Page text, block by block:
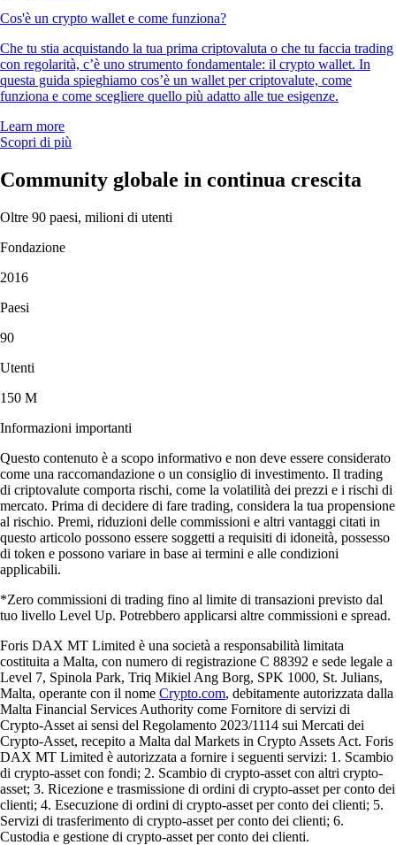
Cos'è un crypto wallet e come funziona?
Che tu stia acquistando la tua prima criptovaluta o che tu faccia trading
con regolarità, c’è uno strumento fondamentale: il crypto wallet. In
questa guida spieghiamo cos’è un wallet per criptovalute, come
funziona e come scegliere quello più adatto alle tue esigenze.
Learn more
Scopri di più
Community globale in continua crescita
Oltre 90 paesi, milioni di utenti
Fondazione
2016
Paesi
90
Utenti
150 M
Informazioni importanti
Questo contenuto è a scopo informativo e non deve essere considerato
come una raccomandazione o un consiglio di investimento. Il trading
di criptovalute comporta rischi, come la volatilità dei prezzi e i rischi di
mercato. Prima di decidere di fare trading, considera la tua propensione
al rischio. Premi, riduzioni delle commissioni e altri vantaggi citati in
questo articolo possono essere soggetti a requisiti di idoneità, possesso
di token e possono variare in base ai termini e alle condizioni
applicabili.
*Zero commissioni di trading fino al limite di transazioni previsto dal
tuo livello Level Up. Potrebbero applicarsi altre commissioni e spread.
Foris DAX MT Limited è una società a responsabilità limitata
costituita a Malta, con numero di registrazione C 88392 e sede legale a
Level 7, Spinola Park, Triq Mikiel Ang Borg, SPK 1000, St. Julians,
Malta, operante con il nome Crypto.com, debitamente autorizzata dalla
Malta Financial Services Authority come Fornitore di servizi di
Crypto-Asset ai sensi del Regolamento 2023/1114 sui Mercati dei
Crypto-Asset, recepito a Malta dal Markets in Crypto Assets Act. Foris
DAX MT Limited è autorizzata a fornire i seguenti servizi: 1. Scambio
di crypto-asset con fondi; 2. Scambio di crypto-asset con altri crypto-
asset; 3. Ricezione e trasmissione di ordini di crypto-asset per conto dei
clienti; 4. Esecuzione di ordini di crypto-asset per conto dei clienti; 5.
Servizi di trasferimento di crypto-asset per conto dei clienti; 6.
Custodia e gestione di crypto-asset per conto dei clienti.